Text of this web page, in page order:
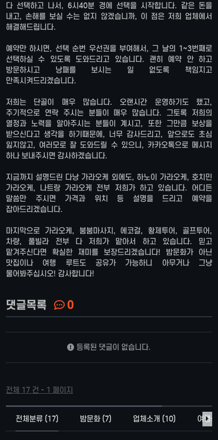
다 선택하고 나서, 6시40분 경에 선택을 시작합니다. 같은 돈을
내고, 손해를 보실 수는 없지 않겠습니까, 이 점은 저희 업체에서
해결해드립니다.
예약만 하시면, 선택 순번 우선권을 부여해서, 그 날의 1~3번째로
선택하실 수 있도록 도와드리고 있습니다. 괜히 예약 안 하고
방문하시고 낭패를 보시는 일 없도록 책임지고
만족시켜드리겠습니다.
저희는 단골이 매우 많습니다. 오랜시간 운영하기도 했고,
주기적으로 연락 주시는 분들이 매우 많습니다. 그토록 저희의
열정과 노력을 알아주시는 분들이 계시고, 또한 그만큼 보상을
받으신다고 생각을 하기때문에, 너무 감사드리고, 앞으로도 초심
잃지않고, 여러모로 잘 도와드릴 수 있으니, 카카오톡으로 메시지
하나 보내주시면 감사하겠습니다.
지금까지 설명드린 다낭 가라오케 외에도, 하노이 가라오케, 호치민
가라오케, 나트랑 가라오케 전부 저희가 하고 있습니다. 어디든
말씀만 주시면 가격과 위치 등 설명을 드리고 예약을
잡아드리겠습니다.
마지막으로 가라오케, 붐붐마사지, 에코걸, 황제투어, 골프투어,
차량, 풀빌라 전부 다 저희가 맡아서 하고 있습니다. 믿고
맡겨주신다면 확실한 재미를 보장드리겠습니다! 밤문화가 아닌
맛집이나 여행 루트도 공유가 가능하니 아무거나 그냥
물어봐주십시오! 감사합니다!
댓글목록 0
등록된 댓글이 없습니다.
전체 17 건 - 1 페이지
전체분류 (17) 밤문화 (7) 업체소개 (10) 여행